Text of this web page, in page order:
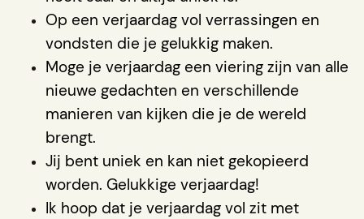
Op een verjaardag vol verrassingen en
vondsten die je gelukkig maken.
Moge je verjaardag een viering zijn van alle
nieuwe gedachten en verschillende
manieren van kijken die je de wereld
brengt.
Jij bent uniek en kan niet gekopieerd
worden. Gelukkige verjaardag!
Ik hoop dat je verjaardag vol zit met